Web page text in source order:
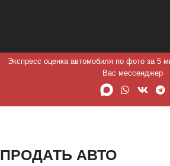
Экспресс оценка автомобиля по фото за 5
Вас мессенджер
ПРОДАТЬ АВТО